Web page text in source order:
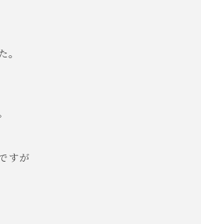
合わせ下さい。
なります。
はできません。
すが、 希望通りに届かない可能性も
すが